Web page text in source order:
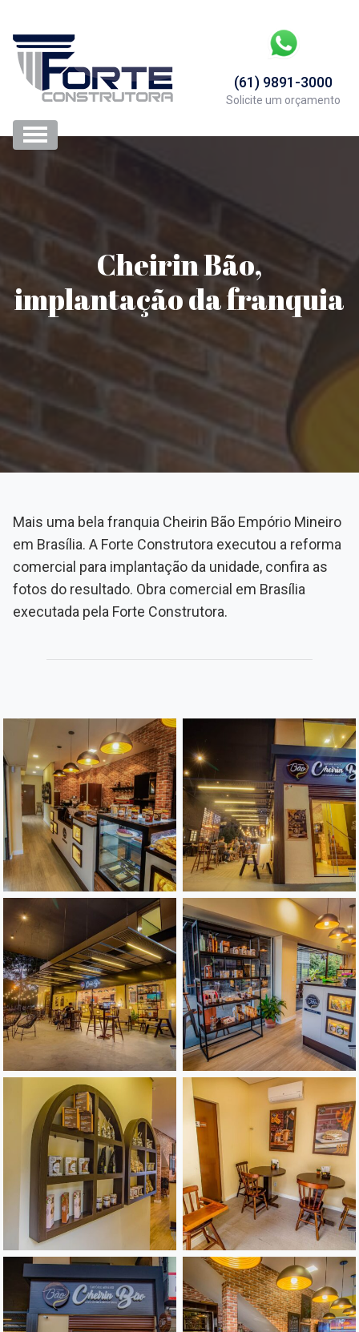
(61) 9891-3000
Solicite um orçamento
Cheirin Bão,
implantação da franquia
Mais uma bela franquia Cheirin Bão Empório Mineiro
em Brasília. A Forte Construtora executou a reforma
comercial para implantação da unidade, confira as
fotos do resultado. Obra comercial em Brasília
executada pela Forte Construtora.